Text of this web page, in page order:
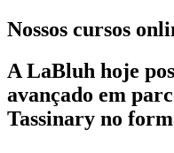
Nossos cursos
A LaBluh hoje
avançado em
Tassinary no